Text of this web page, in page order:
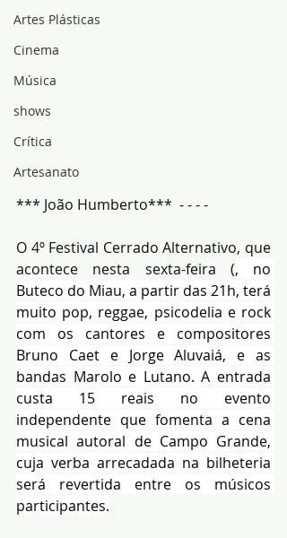
Artes Plásticas
Cinema
Música
shows
Crítica
Artesanato
*** João Humberto***  - - - -
O 4º Festival Cerrado Alternativo, que
acontece nesta sexta-feira (, no
Buteco do Miau, a partir das 21h, terá
muito pop, reggae, psicodelia e rock
com os cantores e compositores
Bruno Caet e Jorge Aluvaiá, e as
bandas Marolo e Lutano. A entrada
custa 15 reais no evento
independente que fomenta a cena
musical autoral de Campo Grande,
cuja verba arrecadada na bilheteria
será revertida entre os músicos
participantes.